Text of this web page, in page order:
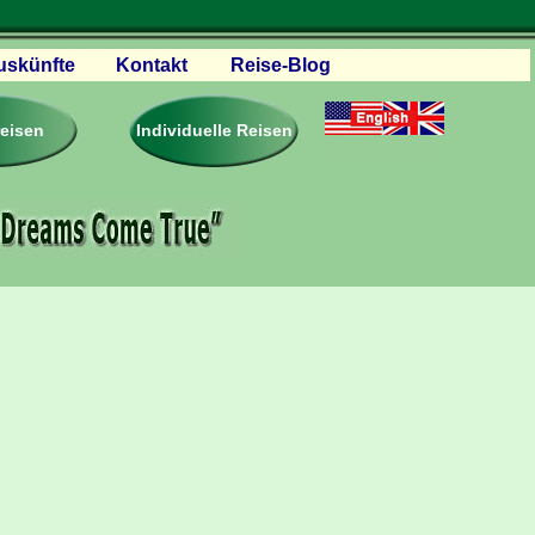
– Reviews
Firmen & Links
Kontakt Reise-Blog
Individuelle Reisen